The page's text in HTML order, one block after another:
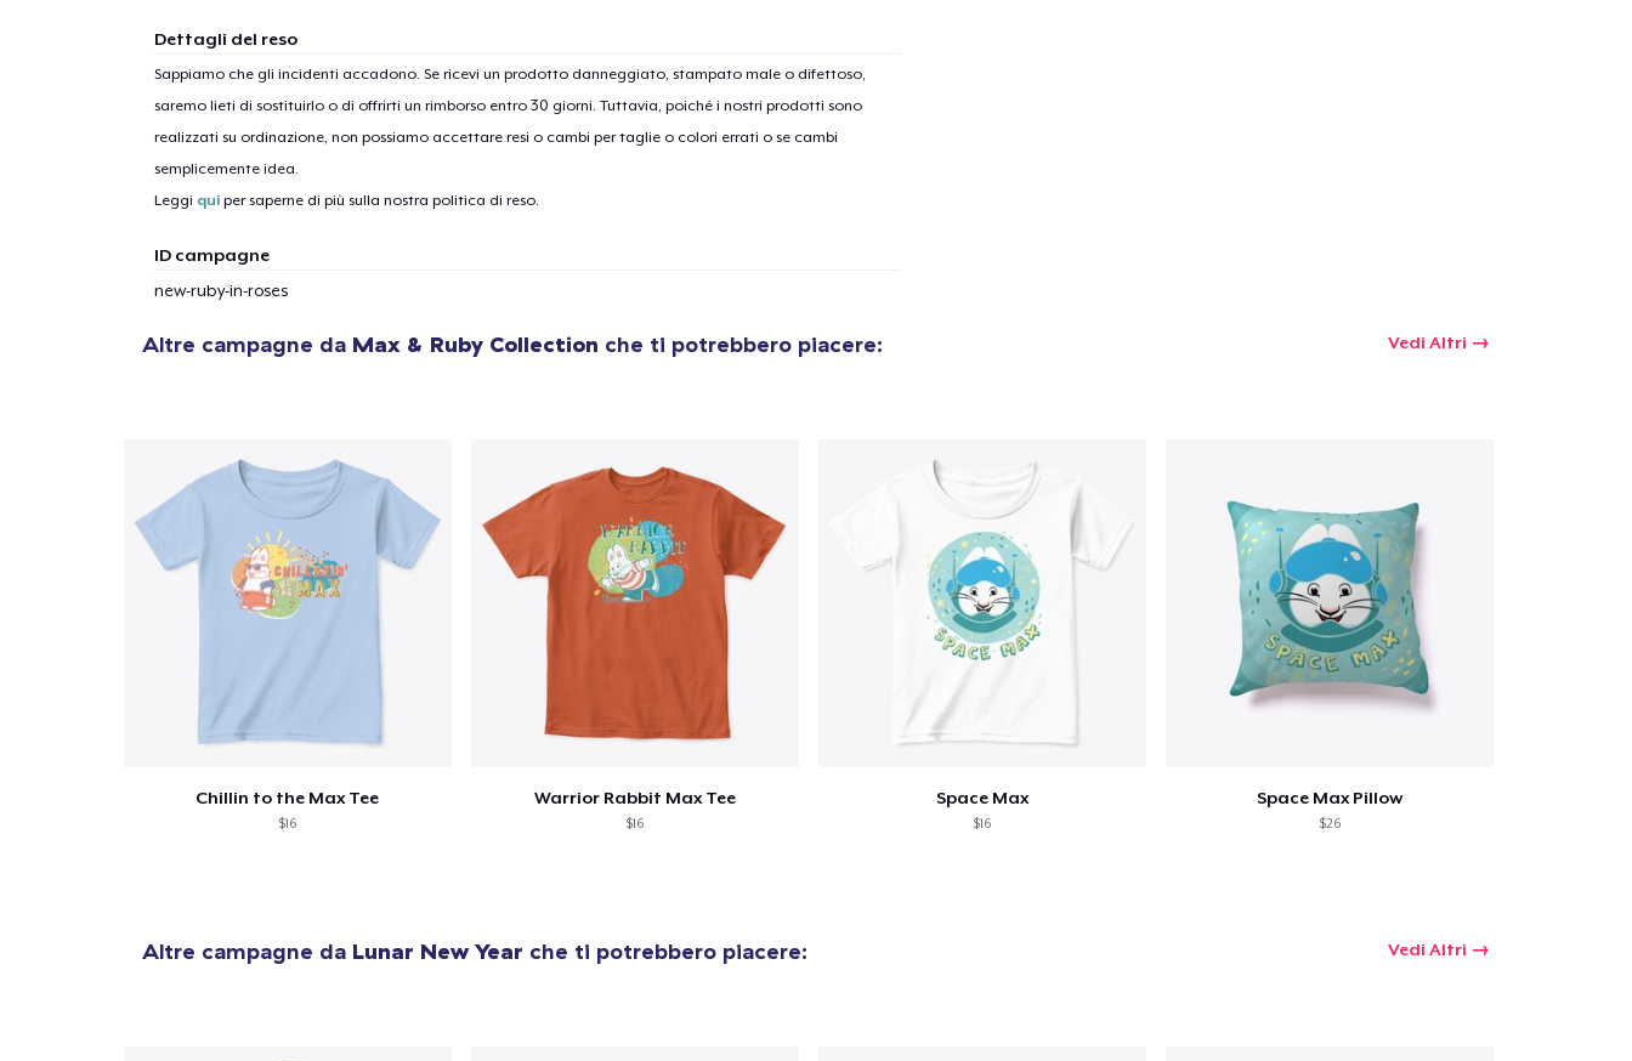
Dettagli del reso
Sappiamo che gli incidenti accadono. Se ricevi un prodotto danneggiato, stampato male o difettoso,
saremo lieti di sostituirlo o di offrirti un rimborso entro 30 giorni. Tuttavia, poiché i nostri prodotti sono
realizzati su ordinazione, non possiamo accettare resi o cambi per taglie o colori errati o se cambi
semplicemente idea.
Leggi quiper saperne di più sulla nostra politica di reso.
ID campagne
new-ruby-in-roses
Altre campagne da Max & Ruby Collection che ti potrebbero piacere: Vedi Altri
Chillin to the Max Tee
$16
Warrior Rabbit Max Tee
$16
Space Max
$16
Space Max Pillow
$26
Altre campagne da Lunar New Year che ti potrebbero piacere: Vedi Altri